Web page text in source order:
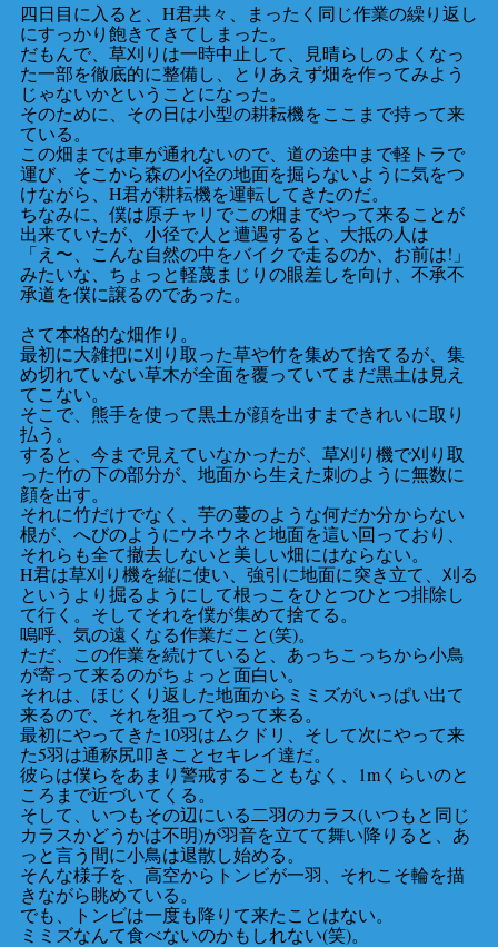
四日目に入ると、H君共々、まったく同じ作業の繰り返し
にすっかり飽きてきてしまった。
だもんで、草刈りは一時中止して、見晴らしのよくなっ
た一部を徹底的に整備し、とりあえず畑を作ってみよう
じゃないかということになった。
そのために、その日は小型の耕耘機をここまで持って来
ている。
この畑までは車が通れないので、道の途中まで軽トラで
運び、そこから森の小径の地面を掘らないように気をつ
けながら、H君が耕耘機を運転してきたのだ。
ちなみに、僕は原チャリでこの畑までやって来ることが
出来ていたが、小径で人と遭遇すると、大抵の人は
「え〜、こんな自然の中をバイクで走るのか、お前は!」
みたいな、ちょっと軽蔑まじりの眼差しを向け、不承不
承道を僕に譲るのであった。
さて本格的な畑作り。
最初に大雑把に刈り取った草や竹を集めて捨てるが、集
め切れていない草木が全面を覆っていてまだ黒土は見え
てこない。
そこで、熊手を使って黒土が顔を出すまできれいに取り
払う。
すると、今まで見えていなかったが、草刈り機で刈り取
った竹の下の部分が、地面から生えた刺のように無数に
顔を出す。
それに竹だけでなく、芋の蔓のような何だか分からない
根が、へびのようにウネウネと地面を這い回っており、
それらも全て撤去しないと美しい畑にはならない。
H君は草刈り機を縦に使い、強引に地面に突き立て、刈る
というより掘るようにして根っこをひとつひとつ排除し
て行く。そしてそれを僕が集めて捨てる。
嗚呼、気の遠くなる作業だこと(笑)。
ただ、この作業を続けていると、あっちこっちから小鳥
が寄って来るのがちょっと面白い。
それは、ほじくり返した地面からミミズがいっぱい出て
来るので、それを狙ってやって来る。
最初にやってきた10羽はムクドリ、そして次にやって来
た5羽は通称尻叩きことセキレイ達だ。
彼らは僕らをあまり警戒することもなく、1mくらいのと
ころまで近づいてくる。
そして、いつもその辺にいる二羽のカラス(いつもと同じ
カラスかどうかは不明)が羽音を立てて舞い降りると、あ
っと言う間に小鳥は退散し始める。
そんな様子を、高空からトンビが一羽、それこそ輪を描
きながら眺めている。
でも、トンビは一度も降りて来たことはない。
ミミズなんて食べないのかもしれない(笑)。